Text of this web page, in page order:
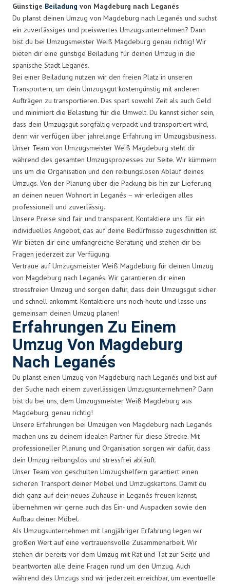
Günstige Beiladung von Magdeburg nach Leganés
Du planst deinen Umzug von Magdeburg nach Leganés und suchst
ein zuverlässiges und preiswertes Umzugsunternehmen? Dann
bist du bei Umzugsmeister Weiß Magdeburg genau richtig! Wir
bieten dir eine günstige Beiladung für deinen Umzug in die
spanische Stadt Leganés.
Bei einer Beiladung nutzen wir den freien Platz in unseren
Transportern, um dein Umzugsgut kostengünstig mit anderen
Aufträgen zu transportieren. Das spart sowohl Zeit als auch Geld
und minimiert die Belastung für die Umwelt. Du kannst sicher sein,
dass dein Umzugsgut sorgfältig verpackt und transportiert wird,
denn wir verfügen über jahrelange Erfahrung im Umzugsbusiness.
Unser Team von Umzugsmeister Weiß Magdeburg steht dir
während des gesamten Umzugsprozesses zur Seite. Wir kümmern
uns um die Organisation und den reibungslosen Ablauf deines
Umzugs. Von der Planung über die Packung bis hin zur Lieferung
an deinen neuen Wohnort in Leganés – wir erledigen alles
professionell und zuverlässig.
Unsere Preise sind fair und transparent. Kontaktiere uns für ein
individuelles Angebot, das auf deine Bedürfnisse zugeschnitten ist.
Wir bieten dir eine umfangreiche Beratung und stehen dir bei
Fragen jederzeit zur Verfügung.
Vertraue auf Umzugsmeister Weiß Magdeburg für deinen Umzug
von Magdeburg nach Leganés. Wir garantieren dir einen
stressfreien Umzug und sorgen dafür, dass dein Umzugsgut sicher
und schnell ankommt. Kontaktiere uns noch heute und lasse uns
gemeinsam deinen Umzug planen!
Erfahrungen Zu Einem
Umzug Von Magdeburg
Nach Leganés
Du planst einen Umzug von Magdeburg nach Leganés und bist auf
der Suche nach einem zuverlässigen Umzugsunternehmen? Dann
bist du bei uns, dem Umzugsmeister Weiß Magdeburg aus
Magdeburg, genau richtig!
Unsere Erfahrungen bei Umzügen von Magdeburg nach Leganés
machen uns zu deinem idealen Partner für diese Strecke. Mit
professioneller Planung und Organisation sorgen wir dafür, dass
dein Umzug reibungslos und stressfrei abläuft.
Unser Team von geschulten Umzugshelfern garantiert einen
sicheren Transport deiner Möbel und Umzugskartons. Damit du
dich ganz auf dein neues Zuhause in Leganés freuen kannst,
übernehmen wir gerne auch das Ein- und Auspacken sowie den
Aufbau deiner Möbel.
Als Umzugsunternehmen mit langjähriger Erfahrung legen wir
großen Wert auf eine vertrauensvolle Zusammenarbeit. Wir
stehen dir bereits vor dem Umzug mit Rat und Tat zur Seite und
beantworten alle deine Fragen rund um den Umzug. Auch
während des Umzugs sind wir jederzeit erreichbar, um eventuelle